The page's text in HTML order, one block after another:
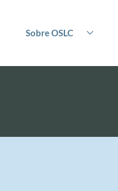
Sobre OSLC